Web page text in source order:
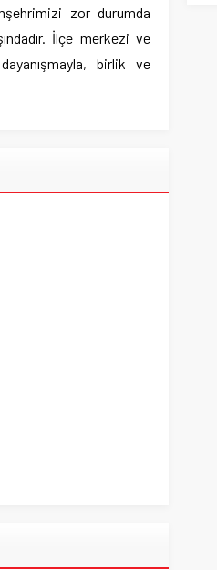
zor durumda
İlçe merkezi ve
birlik ve